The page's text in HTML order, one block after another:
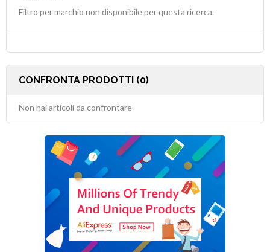
Filtro per marchio non disponibile per questa ricerca.
CONFRONTA PRODOTTI (0)
Non hai articoli da confrontare